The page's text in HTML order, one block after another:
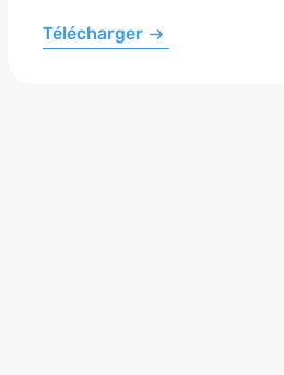
Télécharger